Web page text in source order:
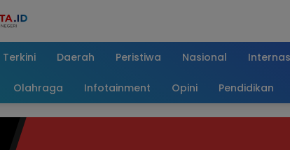
Daerah Peristiwa Nasional
Olahraga Infotainment Opini Pendidikan